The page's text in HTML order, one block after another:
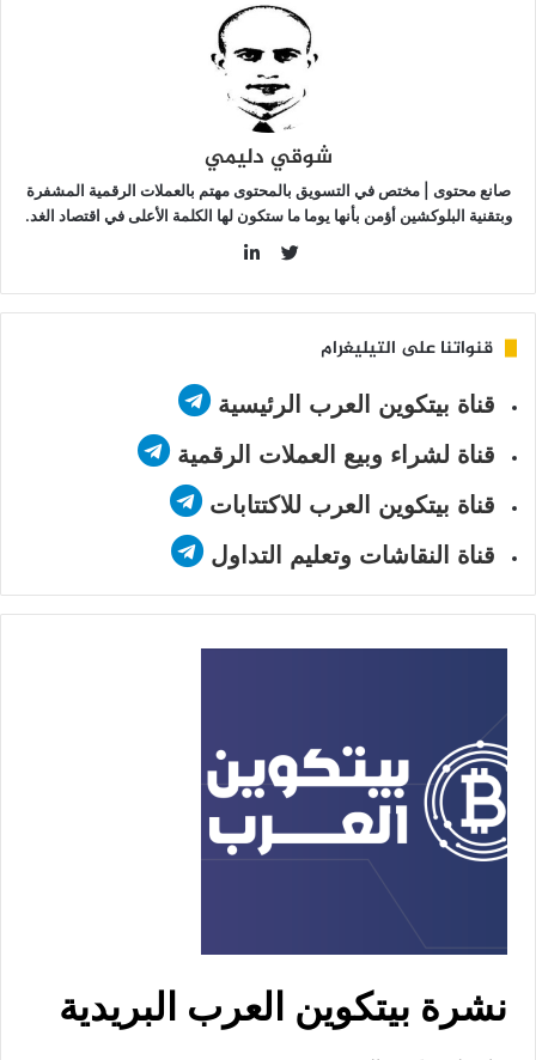
شوقي دليمي
صانع محتوى | مختص في التسويق بالمحتوى مهتم بالعملات الرقمية المشفرة
وبتقنية البلوكشين أؤمن بأنها يوما ما ستكون لها الكلمة الأعلى في اقتصاد الغد.
قنواتنا على التيليغرام
قناة بيتكوين العرب الرئيسية
قناة لشراء وبيع العملات الرقمية
قناة بيتكوين العرب للاكتتابات
قناة النقاشات وتعليم التداول